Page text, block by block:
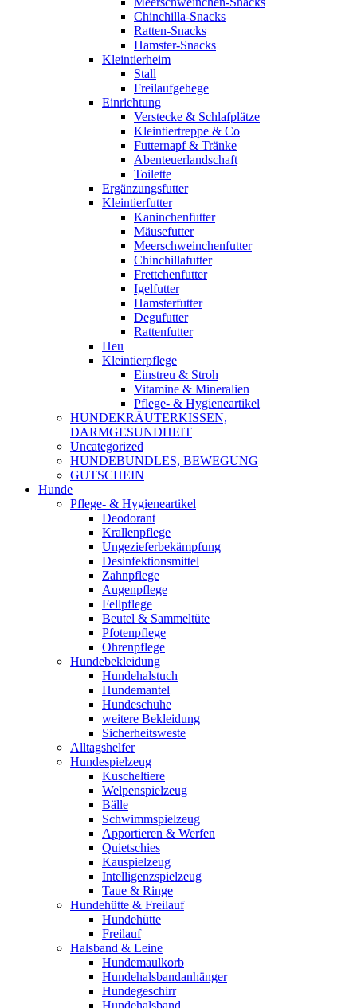
Chinchilla-Snacks
Ratten-Snacks
Hamster-Snacks
Kleintierheim
Stall
Freilaufgehege
Einrichtung
Verstecke & Schlafplätze
Kleintiertreppe & Co
Futternapf & Tränke
Abenteuerlandschaft
Toilette
Ergänzungsfutter
Kleintierfutter
Kaninchenfutter
Mäusefutter
Meerschweinchenfutter
Chinchillafutter
Frettchenfutter
Igelfutter
Hamsterfutter
Degufutter
Rattenfutter
Heu
Kleintierpflege
Einstreu & Stroh
Vitamine & Mineralien
Pflege- & Hygieneartikel
HUNDEKRÄUTERKISSEN,
DARMGESUNDHEIT
Uncategorized
HUNDEBUNDLES, BEWEGUNG
GUTSCHEIN
Hunde
Pflege- & Hygieneartikel
Deodorant
Krallenpflege
Ungezieferbekämpfung
Desinfektionsmittel
Zahnpflege
Augenpflege
Fellpflege
Beutel & Sammeltüte
Pfotenpflege
Ohrenpflege
Hundebekleidung
Hundehalstuch
Hundemantel
Hundeschuhe
weitere Bekleidung
Sicherheitsweste
Alltagshelfer
Hundespielzeug
Kuscheltiere
Welpenspielzeug
Bälle
Schwimmspielzeug
Apportieren & Werfen
Quietschies
Kauspielzeug
Intelligenzspielzeug
Taue & Ringe
Hundehütte & Freilauf
Hundehütte
Freilauf
Halsband & Leine
Hundemaulkorb
Hundehalsbandanhänger
Hundegeschirr
Hundehalsband